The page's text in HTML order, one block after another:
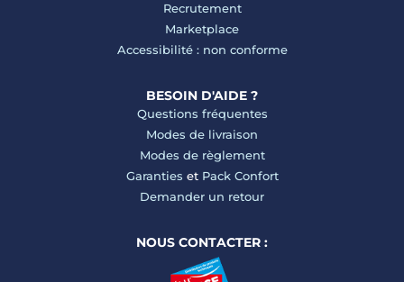
Recrutement
Marketplace
Accessibilité : non conforme
BESOIN D'AIDE ?
Questions fréquentes
Modes de livraison
Modes de règlement
Garanties et Pack Confort
Demander un retour
NOUS CONTACTER :